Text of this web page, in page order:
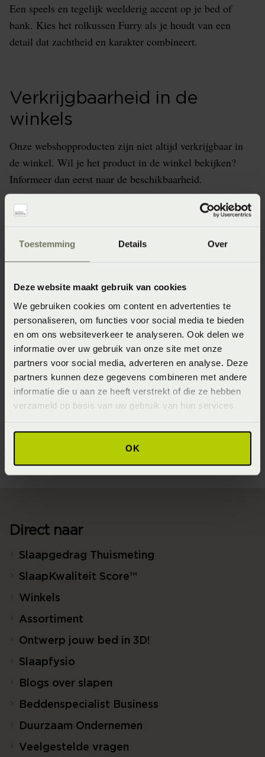
Toestemming Details Over
Deze website maakt gebruik van cookies
We gebruiken cookies om content en advertenties te
personaliseren, om functies voor social media te bieden
en om ons websiteverkeer te analyseren. Ook delen we
informatie over uw gebruik van onze site met onze
partners voor social media, adverteren en analyse. Deze
partners kunnen deze gegevens combineren met andere
informatie die u aan ze heeft verstrekt of die ze hebben
verzameld op basis van uw gebruik van hun services.
OK
Een speels en tegelijk weelderig accent op je bed of
bank. Kies het rolkussen Furry als je houdt van een
detail dat zachtheid en karakter combineert.
Verkrijgbaarheid in de
winkels
Onze webshopproducten zijn niet altijd verkrijgbaar in
de winkel. Wil je het product in de winkel bekijken?
Informeer dan eerst naar de beschikbaarheid.
Specificaties
8715944704823
Afmeting
22x50 (22 x 50 cm)
Wasinstructie
Maximaal 30 graden (Wassen op maximaal 30 graden)
Materiaal
100% polyester (Polyester)
Direct naar
Slaapgedrag Thuismeting
SlaapKwaliteit Score™
Winkels
Assortiment
Ontwerp jouw bed in 3D!
Slaapfysio
Blogs over slapen
Beddenspecialist Business
Duurzaam Ondernemen
Veelgestelde vragen